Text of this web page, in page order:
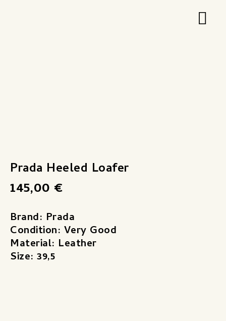
Prada Heeled Loafer
145,00 €
Brand: Prada
Condition: Very Good
Material: Leather
Size: 39,5